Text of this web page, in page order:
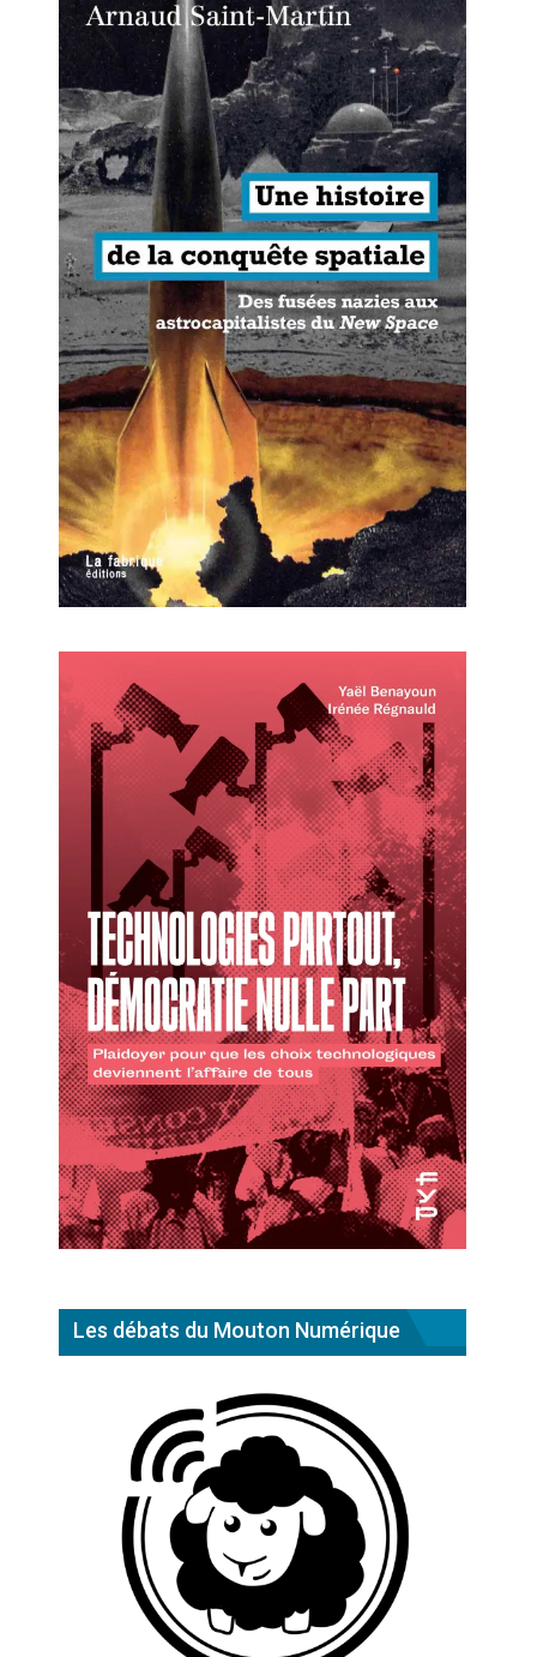
Les débats du Mouton Numérique